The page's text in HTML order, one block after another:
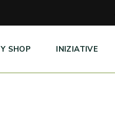
SHOP INIZIATIVE